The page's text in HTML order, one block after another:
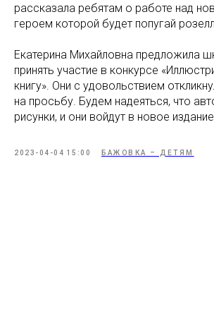
рассказала ребятам о работе над
героем которой будет попугай
Екатерина Михайловна предложила
принять участие в конкурсе
книгу». Они с удовольствием
на просьбу. Будем надеяться, что
рисунки, и они войдут в новое
2023-04-04 15:00 БАЖОВКА – ДЕТЯМ